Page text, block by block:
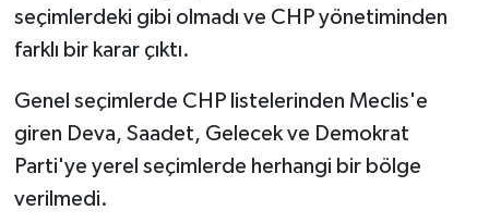
seçimlerdeki gibi olmadı ve CHP yönetiminden
farklı bir karar çıktı.
Genel seçimlerde CHP listelerinden Meclis'e
giren Deva, Saadet, Gelecek ve Demokrat
Parti'ye yerel seçimlerde herhangi bir bölge
verilmedi.